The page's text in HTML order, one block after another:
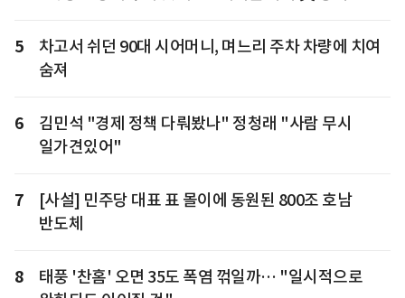
5
차고서 쉬던 90대 시어머니, 며느리 주차 차량에 치여
숨져
6
김민석 "경제 정책 다뤄봤나" 정청래 "사람 무시
일가견있어"
7
[사설] 민주당 대표 표 몰이에 동원된 800조 호남
반도체
8
태풍 '찬홈' 오면 35도 폭염 꺾일까… "일시적으로